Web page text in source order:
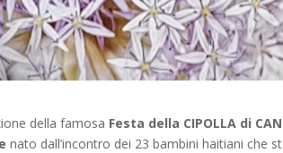
della famosa Festa della CIPOLLA di
nato dall’incontro dei 23 bambini haitiani che